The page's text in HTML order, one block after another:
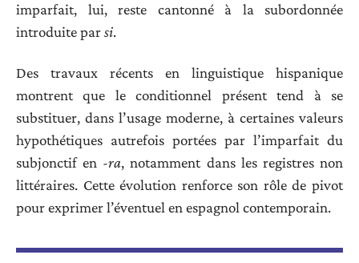
imparfait, lui, reste cantonné à la subordonnée
introduite parsi.
Des travaux récents en linguistique hispanique
montrent que le conditionnel présent tend à se
substituer, dans l’usage moderne, à certaines valeurs
hypothétiques autrefois portées par l’imparfait du
subjonctif en -ra, notamment dans les registres non
littéraires. Cette évolution renforce son rôle de pivot
pour exprimer l’éventuel en espagnol contemporain.